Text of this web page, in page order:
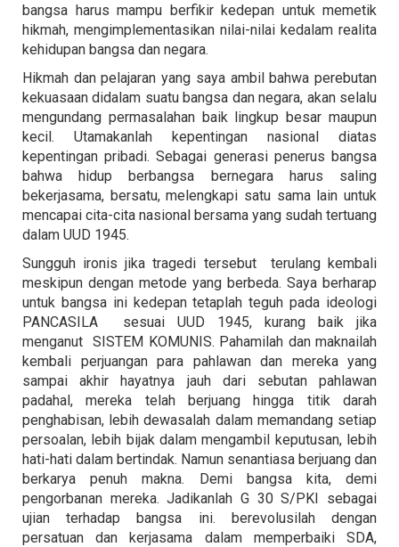
bangsa harus mampu berfikir kedepan untuk memetik
hikmah, mengimplementasikan nilai-nilai kedalam realita
kehidupan bangsa dan negara.
Hikmah dan pelajaran yang saya ambil bahwa perebutan
kekuasaan didalam suatu bangsa dan negara, akan selalu
mengundang permasalahan baik lingkup besar maupun
kecil. Utamakanlah kepentingan nasional diatas
kepentingan pribadi. Sebagai generasi penerus bangsa
bahwa hidup berbangsa bernegara harus saling
bekerjasama, bersatu, melengkapi satu sama lain untuk
mencapai cita-cita nasional bersama yang sudah tertuang
dalam UUD 1945.
Sungguh ironis jika tragedi tersebut terulang kembali
meskipun dengan metode yang berbeda. Saya berharap
untuk bangsa ini kedepan tetaplah teguh pada ideologi
PANCASILA sesuai UUD 1945, kurang baik jika
menganut SISTEM KOMUNIS. Pahamilah dan maknailah
kembali perjuangan para pahlawan dan mereka yang
sampai akhir hayatnya jauh dari sebutan pahlawan
padahal, mereka telah berjuang hingga titik darah
penghabisan, lebih dewasalah dalam memandang setiap
persoalan, lebih bijak dalam mengambil keputusan, lebih
hati-hati dalam bertindak. Namun senantiasa berjuang dan
berkarya penuh makna. Demi bangsa kita, demi
pengorbanan mereka. Jadikanlah G 30 S/PKI sebagai
ujian terhadap bangsa ini. berevolusilah dengan
persatuan dan kerjasama dalam memperbaiki SDA,